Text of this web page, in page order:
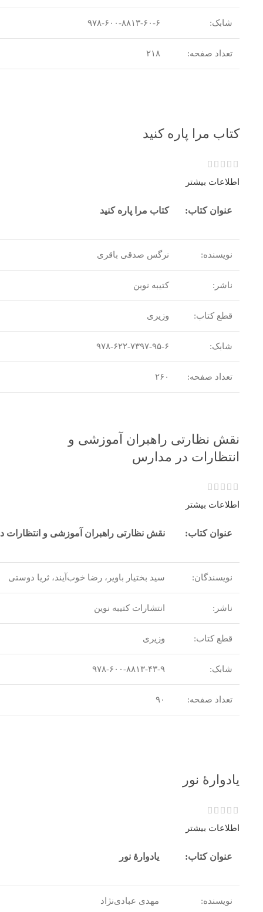
شابک: ۹۷۸-۶۰۰-۸۸۱۳-۶۰-۶
تعداد صفحه: ۲۱۸
کتاب مرا پاره کنید
اطلاعات بیشتر
عنوان کتاب: کتاب مرا پاره کنید
نویسنده: نرگس صدقی باقری
ناشر: کتیبه نوین
قطع کتاب: وزیری
شابک: ۹۷۸-۶۲۲-۷۳۹۷-۹۵-۶
تعداد صفحه: ۲۶۰
نقش نظارتی راهبران آموزشی و
انتظارات در مدارس
اطلاعات بیشتر
عنوان کتاب: نقش نظارتی راهبران آموزشی و انتظارات
نویسندگان: سید بختیار باویر، رضا خوب‌آیند، ثریا دوستی
ناشر: انتشارات کتیبه نوین
قطع کتاب: وزیری
شابک: ۹۷۸-۶۰۰-۸۸۱۳-۴۳-۹
تعداد صفحه: ۹۰
یادوارۀ نور
اطلاعات بیشتر
عنوان کتاب: یادوارۀ نور
نویسنده: مهدی عبادی‌نژاد